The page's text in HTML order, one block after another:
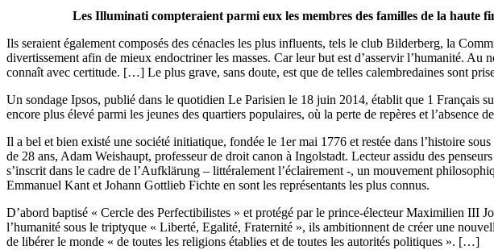
Les Illuminati compteraient parmi eux les membres des familles de la haute
Ils seraient également composés des cénacles les plus influents, tels le club Bilderberg, la
divertissement afin de mieux endoctriner les masses. Car leur but est d’asservir l’humanité.
connaît avec certitude. […] Le plus grave, sans doute, est que de telles calembredaines sont
Un sondage Ipsos, publié dans le quotidien Le Parisien le 18 juin 2014, établit que 1 Français
encore plus élevé parmi les jeunes des quartiers populaires, où la perte de repères et
Il a bel et bien existé une société initiatique, fondée le 1er mai 1776 et restée dans l’histoire
de 28 ans, Adam Weishaupt, professeur de droit canon à Ingolstadt. Lecteur assidu des
s’inscrit dans le cadre de l’Aufklärung – littéralement l’éclairement -, un mouvement
Emmanuel Kant et Johann Gottlieb Fichte en sont les représentants les plus connus.
D’abord baptisé « Cercle des Perfectibilistes » et protégé par le prince-électeur Maximilien III
l’humanité sous le triptyque « Liberté, Egalité, Fraternité », ils ambitionnent de créer une
de libérer le monde « de toutes les religions établies et de toutes les autorités politiques ». […]